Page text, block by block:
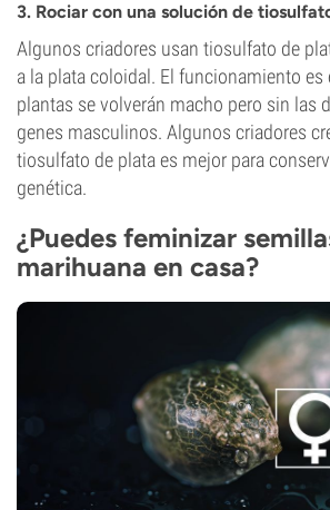
3. Rociar con una solución de
Algunos criadores usan tiosulfato de
a la plata coloidal. El funcionamiento es
plantas se volverán macho pero sin las
genes masculinos. Algunos criadores
tiosulfato de plata es mejor para
genética.
¿Puedes feminizar
marihuana en casa?